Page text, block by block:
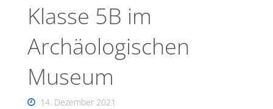
Klasse 5B im
Archäologischen
Museum
14. Dezember 2021